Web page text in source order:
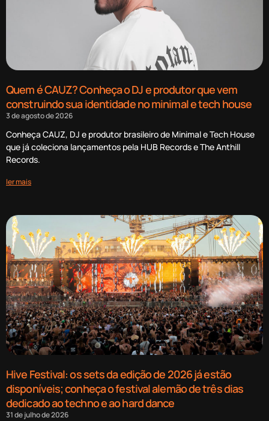
Quem é CAUZ? Conheça o DJ e produtor que vem
construindo sua identidade no minimal e tech house
3 de agosto de 2026
Conheça CAUZ, DJ e produtor brasileiro de Minimal e Tech House
que já coleciona lançamentos pela HUB Records e The Anthill
Records.
ler mais
Hive Festival: os sets da edição de 2026 já estão
disponíveis; conheça o festival alemão de três dias
dedicado ao techno e ao hard dance
31 de julho de 2026